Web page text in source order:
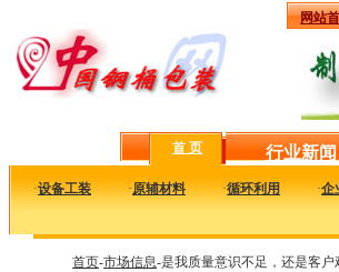
网站
首 页 行业新闻
·设备工装 ·原辅材料 ·循环利用 ·企
首页-市场信息-是我质量意识不足，还是客户